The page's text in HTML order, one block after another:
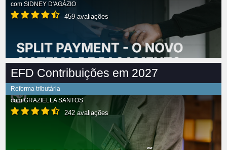
com SIDNEY D'AGÁZIO
459 avaliações
EFD Contribuições em 2027
Reforma tributária
comGRAZIELLA SANTOS
242 avaliações